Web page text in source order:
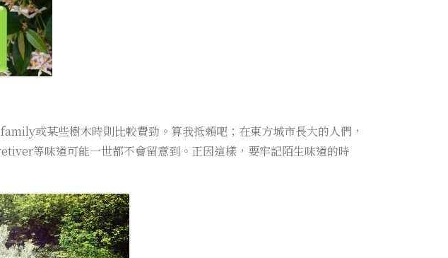
或某些樹木時則比較費勁。算我抵賴吧；在東方城市長大的人們，
等味道可能一世都不會留意到。正因這樣，要牢記陌生味道的時